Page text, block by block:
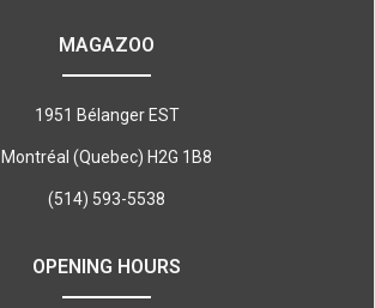
MAGAZOO
1951 Bélanger EST
Montréal (Quebec) H2G 1B8
(514) 593-5538
OPENING HOURS